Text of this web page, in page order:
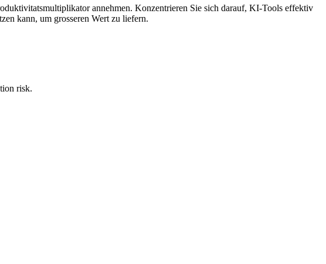
annehmen. Konzentrieren Sie sich darauf, KI-Tools effektiv
kann, um grosseren Wert zu liefern.
risk.